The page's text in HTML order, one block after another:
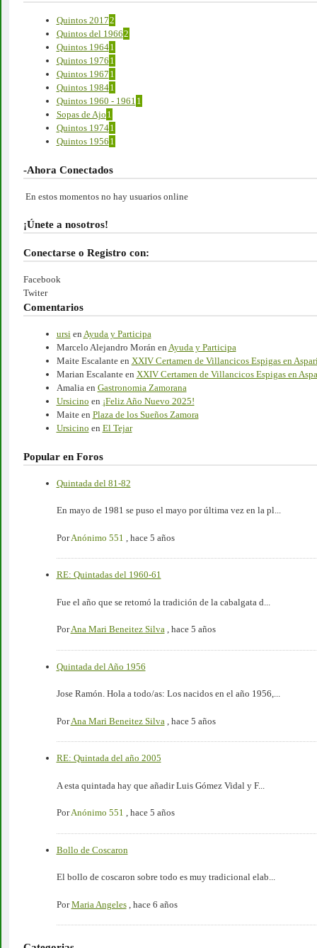
Quintos 20172
Quintos del 19662
Quintos 19641
Quintos 1976 1
Quintos 1967 1
Quintos 19841
Quintos 1960 - 1961 1
Sopas de Ajo 1
Quintos 19741
Quintos 1956 1
-Ahora Conectados
En estos momentos no hay usuarios online
¡Únete a nosotros!
Conectarse o Registro con:
Facebook
Twiter
Comentarios
ursien Ayuda y Participa
Marcelo Alejandro Morán en Ayuda y Participa
Maite Escalanteen XXIV Certamen de Villancicos Espigas en
Marian Escalanteen XXIV Certamen de Villancicos Espigas en
Amaliaen Gastronomia Zamorana
Ursicino en ¡Feliz Año Nuevo 2025!
Maiteen Plaza de los Sueños Zamora
Ursicino en El Tejar
Popular en Foros
Quintada del 81-82
En mayo de 1981 se puso el mayo por última vez en la pl...
PorAnónimo 551 hace 5 años
RE: Quintadas del 1960-61
Fue el año que se retomó la tradición de la cabalgata d...
PorAna Mari Beneitez Silva, hace 5 años
Quintada del Año 1956
Jose Ramón. Hola a todo/as: Los nacidos en el año 1956,...
PorAna Mari Beneitez Silva hace 5 años
RE: Quintada del año 2005
A esta quintada hay que añadir Luis Gómez Vidal y F...
PorAnónimo 551 , hace 5 años
Bollo de Coscaron
El bollo de coscaron sobre todo es muy tradicional elab...
PorMaria Angeles, hace 6 años